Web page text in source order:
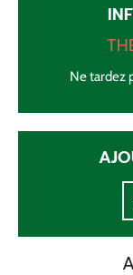
Ne tardez